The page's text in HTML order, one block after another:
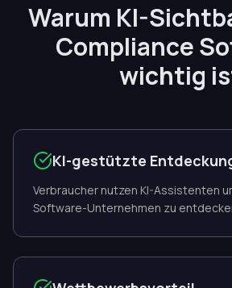
Warum KI-
Compliance
wichtig
KI-gestützte
Verbraucher nutzen KI-Assistenten
Software-Unternehmen zu